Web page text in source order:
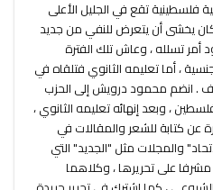
فلسطينية تقع في الجليل الأعلى
يخشى أن يتعرض للنفي من جديد
أمر تسلله ، وعاش تلك الفترة
، أما تعليمه الثانوي فتلقاه في
. انضم محمود درويش إلى الحزب
، وبعد إنهائه تعليمه الثانوي ،
عن كتابة للشعر والمقالات في
والمجلات مثل "الجديد" التي
على تحريرها ، وكلاهما